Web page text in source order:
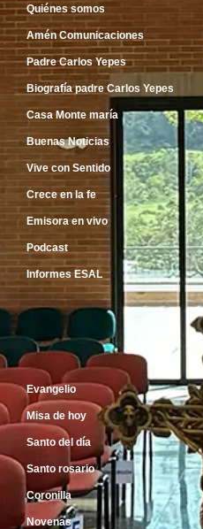
Quiénes somos
Amén Comunicaciones
Padre Carlos Yepes
Biografía padre Carlos Yepes
Casa Monte maría
Buenas Noticias
Vive con Sentido
Crece en la fe
Emisora en vivo
Podcast
Informes ESAL
Inicio
Evangelio
Misa de hoy
Santo del día
Santo rosario
Coronilla
Novenas